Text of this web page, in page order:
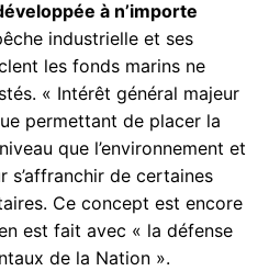
à n’importe
industrielle et ses
les fonds marins ne
« Intérêt général majeur
permettant de placer la
que l’environnement et
de certaines
Ce concept est encore
est fait avec « la défense
de la Nation ».